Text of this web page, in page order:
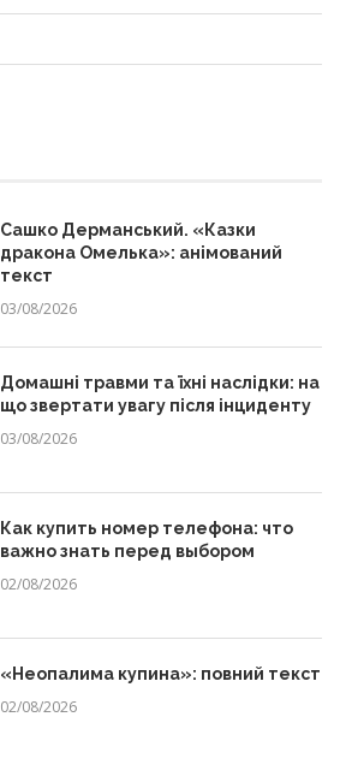
Сашко Дерманський. «Казки
дракона Омелька»: анімований
текст
03/08/2026
Домашні травми та їхні наслідки: на
що звертати увагу після інциденту
03/08/2026
Как купить номер телефона: что
важно знать перед выбором
02/08/2026
«Неопалима купина»: повний текст
02/08/2026